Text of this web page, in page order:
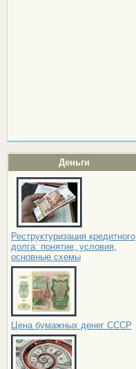
Деньги
Реструктуризация кредитного
долга: понятие, условия,
основные схемы
Цена бумажных денег СССР